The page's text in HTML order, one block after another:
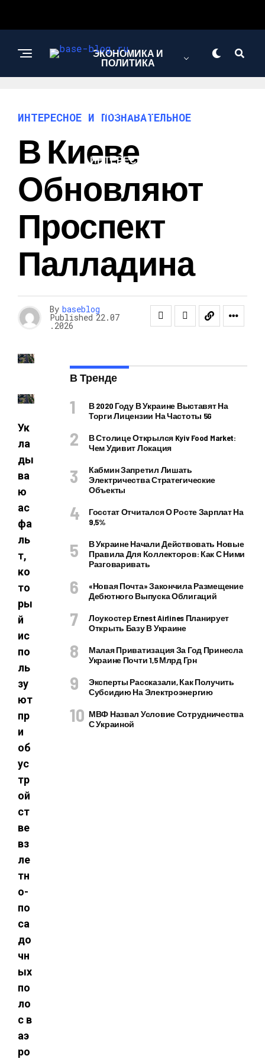
ЭКОНОМИКА И
ПОЛИТИКА
НОВОСТИ
ИНТЕРЕСНОЕ И
ИНТЕРЕСНОЕ И ПОЗНАВАТЕЛЬНОЕ
В Киеве
Обновляют
Проспект
Палладина
By baseblog
Published 22.07
.2026
Ук
ла
ды
ва
ю
ас
фа
ль
т,
ко
то
ры
й
ис
по
ль
зу
ют
пр
и
об
ус
тр
ой
ст
ве
вз
ле
тн
о-
по
са
до
чн
ых
по
ло
с в
аэ
ро
В Тренде
В 2020 Году В Украине Выставят На
Торги Лицензии На Частоты 5G
В Столице Открылся Kyiv Food Market:
Чем Удивит Локация
Кабмин Запретил Лишать
Электричества Стратегические
Объекты
Госстат Отчитался О Росте Зарплат На
9,5%
В Украине Начали Действовать Новые
Правила Для Коллекторов: Как С Ними
Разговаривать
«Новая Почта» Закончила Размещение
Дебютного Выпуска Облигаций
Лоукостер Ernest Airlines Планирует
Открыть Базу В Украине
Малая Приватизация За Год Принесла
Украине Почти 1,5 Млрд Грн
Эксперты Рассказали, Как Получить
Субсидию На Электроэнергию
МВФ Назвал Условие Сотрудничества
С Украиной